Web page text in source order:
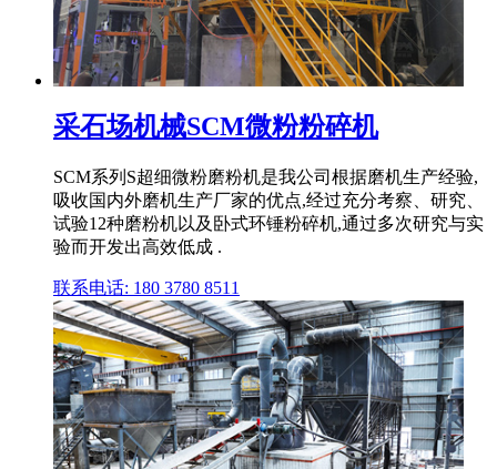
采石场机械SCM微粉粉碎机
SCM系列S超细微粉磨粉机是我公司根据磨机生产经验,
吸收国内外磨机生产厂家的优点,经过充分考察、研究、
试验12种磨粉机以及卧式环锤粉碎机,通过多次研究与实
验而开发出高效低成 .
联系电话: 180 3780 8511